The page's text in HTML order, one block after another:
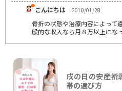
こんにちは | 2010/01/28
骨折の状態や治療内容によって
般的な収入なら月８万以上にな
戌の日の安産祈
帯の選び方